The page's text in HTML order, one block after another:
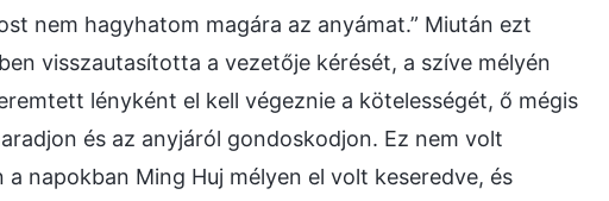
nem hagyhatom magára az anyámat.” Miután ezt
visszautasította a vezetője kérését, a szíve mélyén
lényként el kell végeznie a kötelességét, ő mégis
és az anyjáról gondoskodjon. Ez nem volt
napokban Ming Huj mélyen el volt keseredve, és